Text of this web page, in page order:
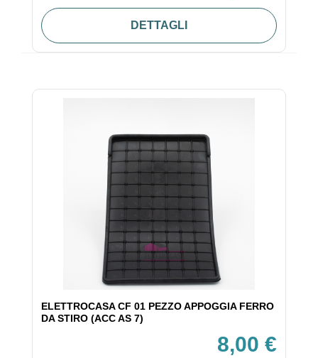
DETTAGLI
ELETTROCASA CF 01 PEZZO APPOGGIA FERRO
DA STIRO (ACC AS 7)
8,00 €